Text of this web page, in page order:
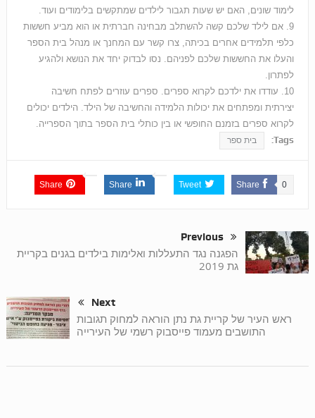
לימוד שונים, האם יש שעות תגבור לילדים שמתקשים בלימודים ועוד.
9. אם לילד שלכם קשה להשתלב מבחינה חברתית או הוא מביע חששות
כלפי תלמידים אחרים בכיתה, צרו קשר עם המחנך או מנהל בית הספר
והעלו את החששות שלכם לפניהם. נסו לבדוק יחד את הנושא ולהגיע
לפתרון.
10. עודדו את ילדכם לקרוא ספרים. ספרים עוזרים לפתח חשיבה
יצירתית ומפתחים את יכולות הלמידה והחשיבה של הילד. הילדים יכולים
לקרוא ספרים בזמנם החופשי או בין כותלי בית הספר בתוך הספרייה.
Tags:
בית ספר
Share 0
Tweet
Share
Share
Previous
הפגנה נגד התעללות ואלימות בילדים בגנים בקריית
גת 2019
Next
ראש העיר של קריית גת נתן הוראה למחוק תגובות
התושבים מעמוד פייסבוק רשמי של העירייה